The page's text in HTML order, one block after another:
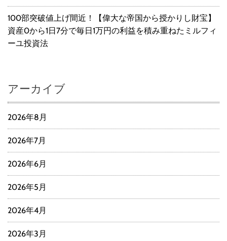
100部突破値上げ間近！【偉大な帝国から授かりし財宝】
資産0から1日7分で毎日1万円の利益を積み重ねたミルフィ
ーユ投資法
アーカイブ
2026年8月
2026年7月
2026年6月
2026年5月
2026年4月
2026年3月